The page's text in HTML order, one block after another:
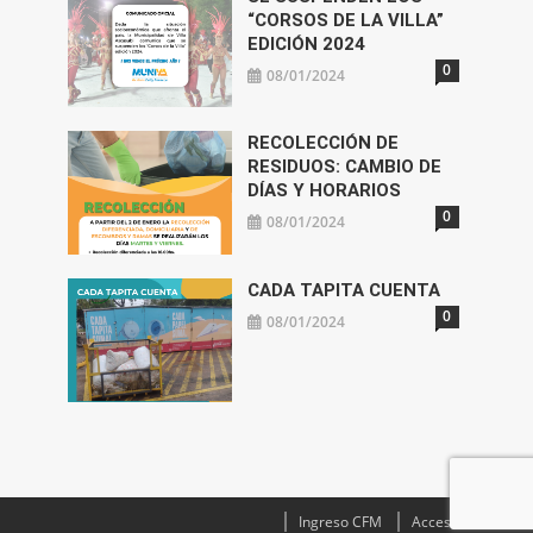
“CORSOS DE LA VILLA”
EDICIÓN 2024
08/01/2024 0
RECOLECCIÓN DE
RESIDUOS: CAMBIO DE
DÍAS Y HORARIOS
08/01/2024 0
CADA TAPITA CUENTA
08/01/2024 0
Ingreso CFM Acceso